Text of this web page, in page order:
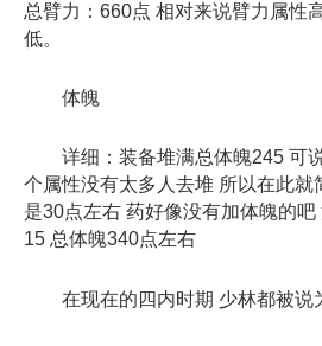
总臂力：660点 相对来说臂力属性
低。
体魄
详细：装备堆满总体魄245 可
个属性没有太多人去堆 所以在此就
是30点左右 药好像没有加体魄的
15 总体魄340点左右
在现在的四内时期 少林都被说